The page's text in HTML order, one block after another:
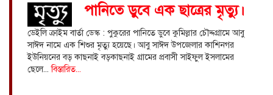
পানিতে ডুবে এক ছাত্রের মৃত্যু।
ডেইলি ক্রাইম বার্তা ডেস্ক : পুকুরের পানিতে ডুবে কুমিল্লার চৌদ্দগ্রামে আবু
সাঈদ নামে এক শিশুর মৃত্যু হয়েছে। আবু সাঈদ উপজেলার কাশিনগর
ইউনিয়নের বড় কাছনাই বড়কাছনাই গ্রামের প্রবাসী সাইফুল ইসলামের
ছেলে...বিস্তারিত...